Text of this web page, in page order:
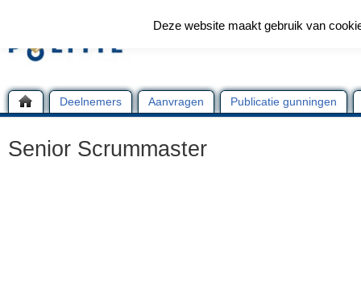
Deelnemers Aanvragen Publicatie gunningen
Senior Scrummaster
Deze website maakt gebruik van